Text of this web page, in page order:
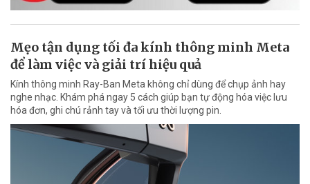
Mẹo tận dụng tối đa kính thông minh Meta
để làm việc và giải trí hiệu quả
Kính thông minh Ray-Ban Meta không chỉ dùng để chụp ảnh hay
nghe nhạc. Khám phá ngay 5 cách giúp bạn tự động hóa việc lưu
hóa đơn, ghi chú rảnh tay và tối ưu thời lượng pin.